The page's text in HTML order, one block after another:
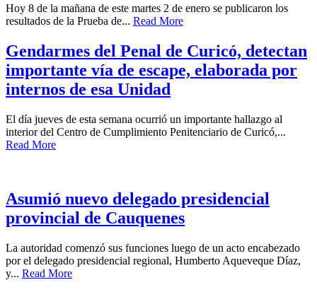
Hoy 8 de la mañana de este martes 2 de enero se publicaron los
resultados de la Prueba de... Read More
Gendarmes del Penal de Curicó, detectan
importante vía de escape, elaborada por
internos de esa Unidad
El día jueves de esta semana ocurrió un importante hallazgo al
interior del Centro de Cumplimiento Penitenciario de Curicó,...
Read More
Asumió nuevo delegado presidencial
provincial de Cauquenes
La autoridad comenzó sus funciones luego de un acto encabezado
por el delegado presidencial regional, Humberto Aqueveque Díaz,
y... Read More